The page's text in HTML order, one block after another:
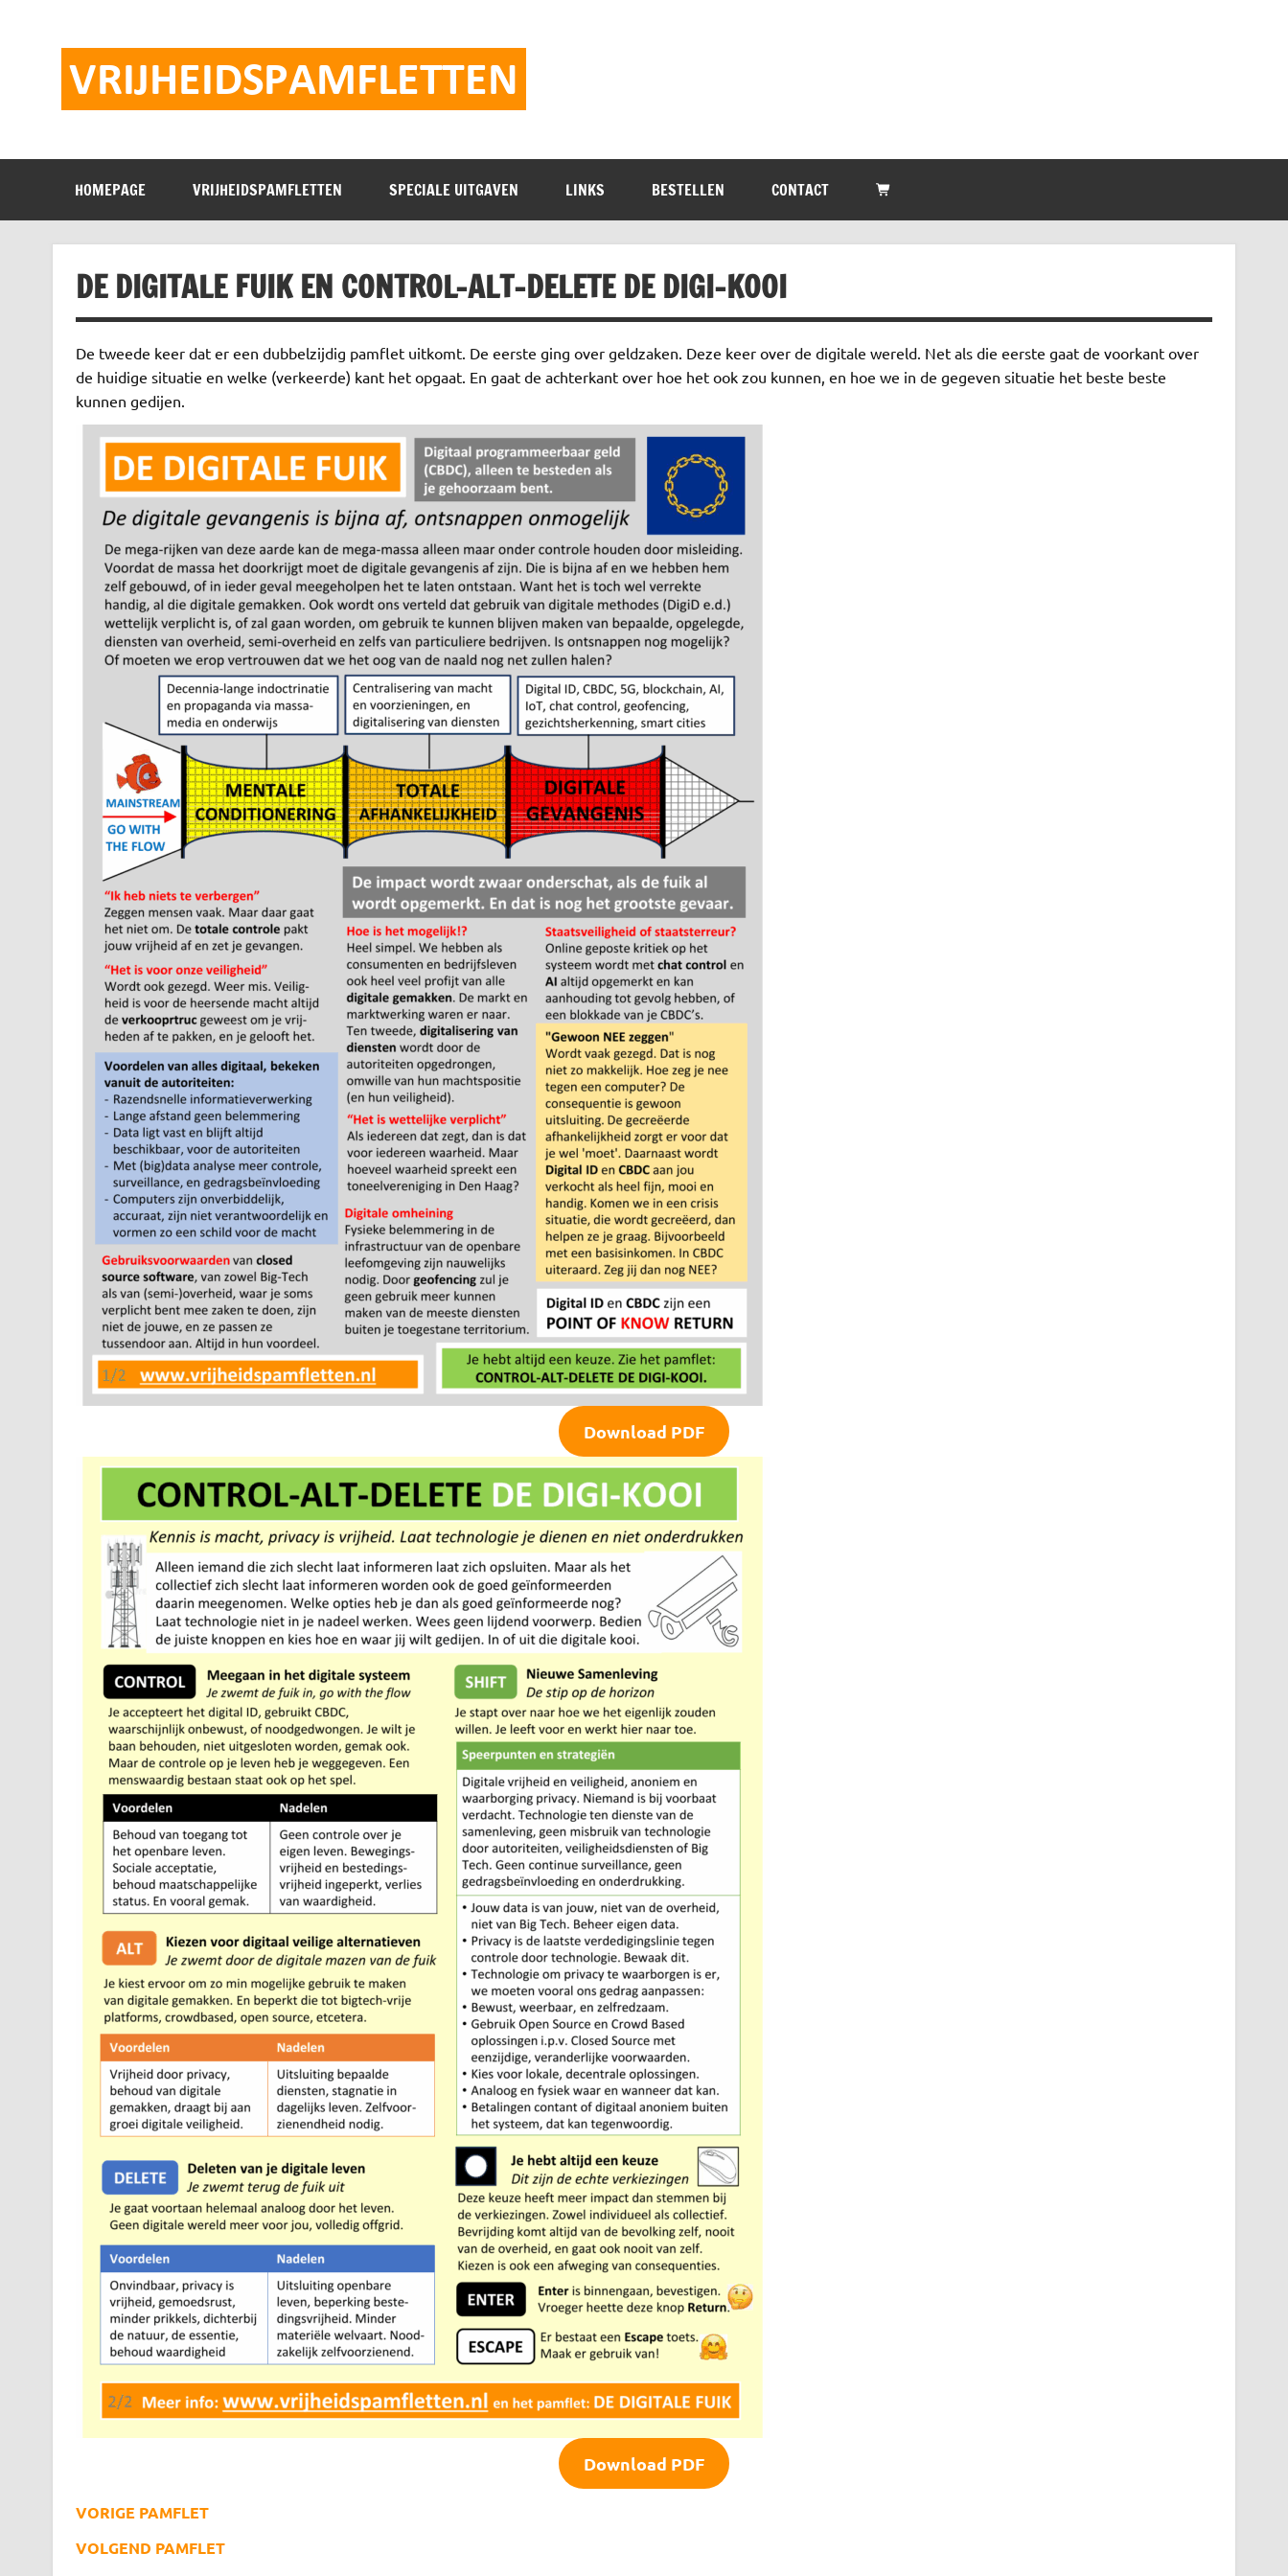
HOMEPAGE VRIJHEIDSPAMFLETTEN SPECIALE UITGAVEN LINKS BESTELLEN CONTACT
DE DIGITALE FUIK EN CONTROL-ALT-DELETE DE DIGI-KOOI
De tweede keer dat er een dubbelzijdig pamflet uitkomt. De eerste ging over geldzaken. Deze keer over de digitale wereld. Net als die eerste gaat de voorkant over
de huidige situatie en welke (verkeerde) kant het opgaat. En gaat de achterkant over hoe het ook zou kunnen, en hoe we in de gegeven situatie het beste beste
kunnen gedijen.
Download PDF
Download PDF
VORIGE PAMFLET
VOLGEND PAMFLET